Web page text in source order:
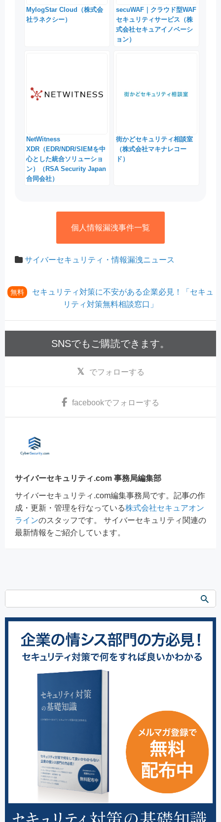
MylogStar Cloud（株式会
社ラネクシー）
secuWAF｜クラウド型WAF
セキュリティサービス（株
式会社セキュアイノベーシ
ョン）
NetWitness
XDR（EDR/NDR/SIEMを中
心とした統合ソリューショ
ン）（RSA Security Japan
合同会社）
街かどセキュリティ相談室
（株式会社マキナレコー
ド）
個人情報漏洩事件一覧
サイバーセキュリティ・情報漏洩ニュース
無料
セキュリティ対策に不安がある企業必見！「セキュ
リティ対策無料相談窓口」
SNSでもご購読できます。
でフォローする
facebookでフォローする
サイバーセキュリティ.com 事務局編集部
サイバーセキュリティ.com編集事務局です。記事の作
成・更新・管理を行なっている株式会社セキュアオン
ラインのスタッフです。 サイバーセキュリティ関連の
最新情報をご紹介しています。